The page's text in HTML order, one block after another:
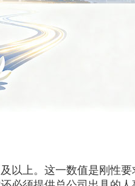
上。这一数值是刚性要